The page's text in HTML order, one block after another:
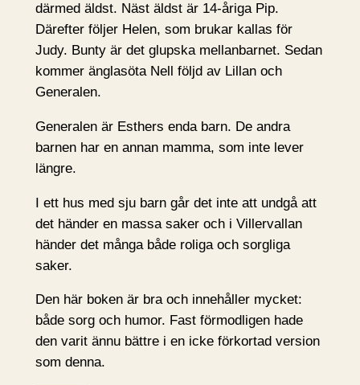
därmed äldst. Näst äldst är 14-åriga Pip.
Därefter följer Helen, som brukar kallas för
Judy. Bunty är det glupska mellanbarnet. Sedan
kommer änglasöta Nell följd av Lillan och
Generalen.
Generalen är Esthers enda barn. De andra
barnen har en annan mamma, som inte lever
längre.
I ett hus med sju barn går det inte att undgå att
det händer en massa saker och i Villervallan
händer det många både roliga och sorgliga
saker.
Den här boken är bra och innehåller mycket:
både sorg och humor. Fast förmodligen hade
den varit ännu bättre i en icke förkortad version
som denna.